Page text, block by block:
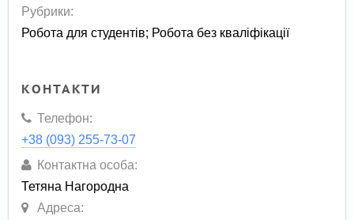
Рубрики:
Робота для студентів; Робота без кваліфікації
КОНТАКТИ
Телефон:
+38 (093) 255-73-07
Контактна особа:
Тетяна Нагородна
Адреса: